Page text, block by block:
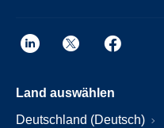
Land auswählen
Deutschland (Deutsch)